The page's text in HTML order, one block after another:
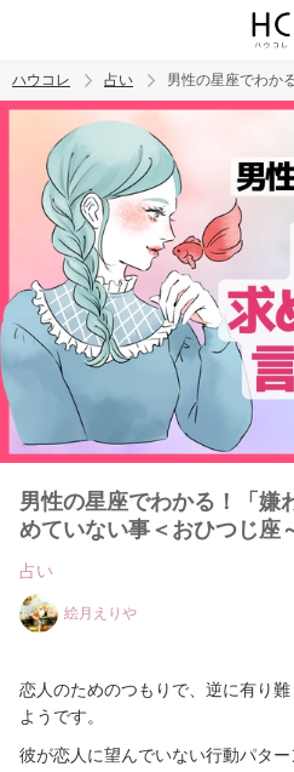
トレンド ワード
ハウコレ 占い 男性の星座でわか
男性の星座でわかる！「嫌
めていない事＜おひつじ座
占い
絵月えりや
恋人のためのつもりで、逆に有り
ようです。
彼が恋人に望んでいない行動パタ